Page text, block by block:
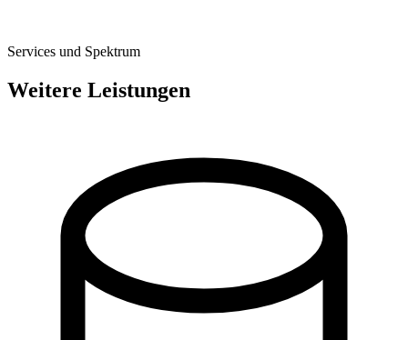
Services und Spektrum
Weitere Leistungen